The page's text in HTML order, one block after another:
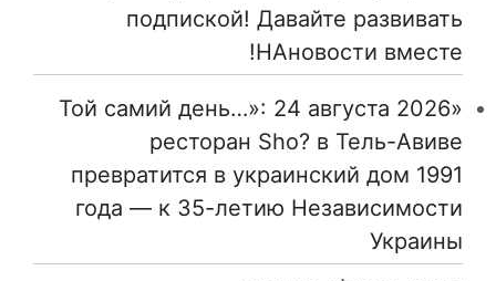
подпиской! Давайте развивать
НАновости вместе!
«Той самий день…»: 24 августа 2026
ресторан Sho? в Тель-Авиве
превратится в украинский дом 1991
года — к 35-летию Независимости
Украины